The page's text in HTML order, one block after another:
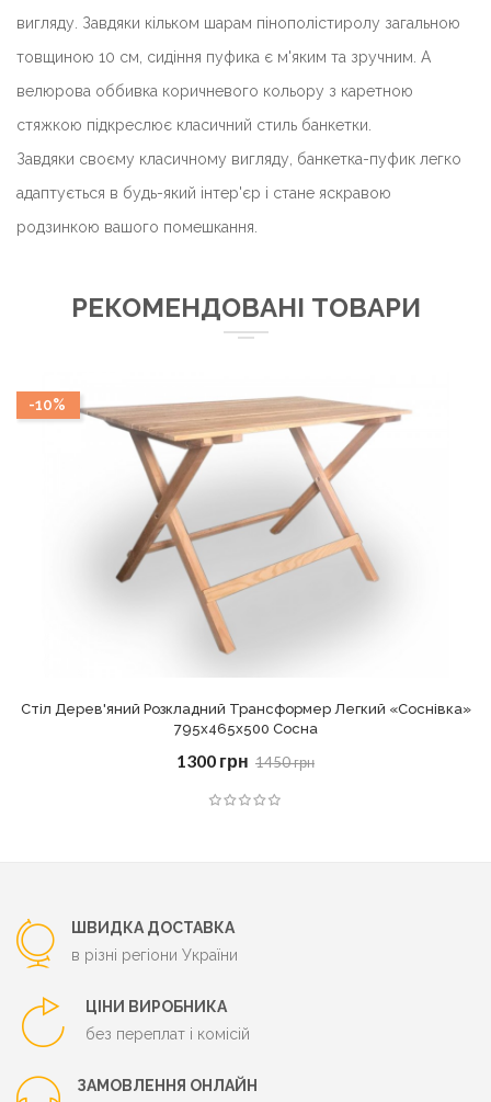
вигляду. Завдяки кільком шарам пінополістиролу загальною
товщиною 10 см, сидіння пуфика є м'яким та зручним. А
велюрова оббивка коричневого кольору з каретною
стяжкою підкреслює класичний стиль банкетки.
Завдяки своєму класичному вигляду, банкетка-пуфик легко
адаптується в будь-який інтер'єр і стане яскравою
родзинкою вашого помешкання.
РЕКОМЕНДОВАНІ ТОВАРИ
-10%
Стіл Дерев'яний Розкладний Трансформер Легкий «Соснівка»
795х465х500 Сосна
1300 грн 1450 грн
ШВИДКА ДОСТАВКА
в різні регіони України
ЦІНИ ВИРОБНИКА
без переплат і комісій
ЗАМОВЛЕННЯ ОНЛАЙН